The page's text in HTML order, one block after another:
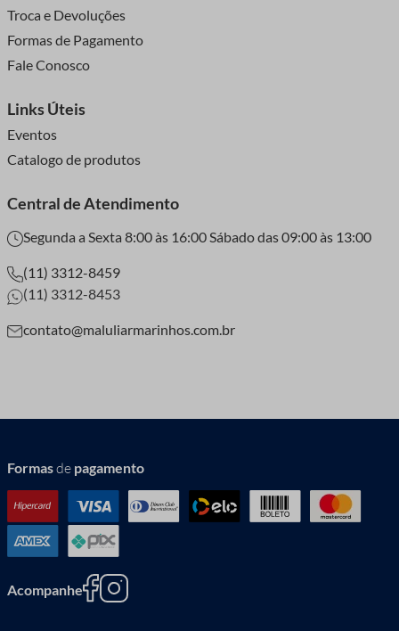
Troca e Devoluções
Formas de Pagamento
Fale Conosco
Links Úteis
Eventos
Catalogo de produtos
Central de Atendimento
Segunda a Sexta 8:00 às 16:00 Sábado das 09:00 às 13:00
(11) 3312-8459
(11) 3312-8453
contato@maluliarmarinhos.com.br
Formasde pagamento
Acompanhe